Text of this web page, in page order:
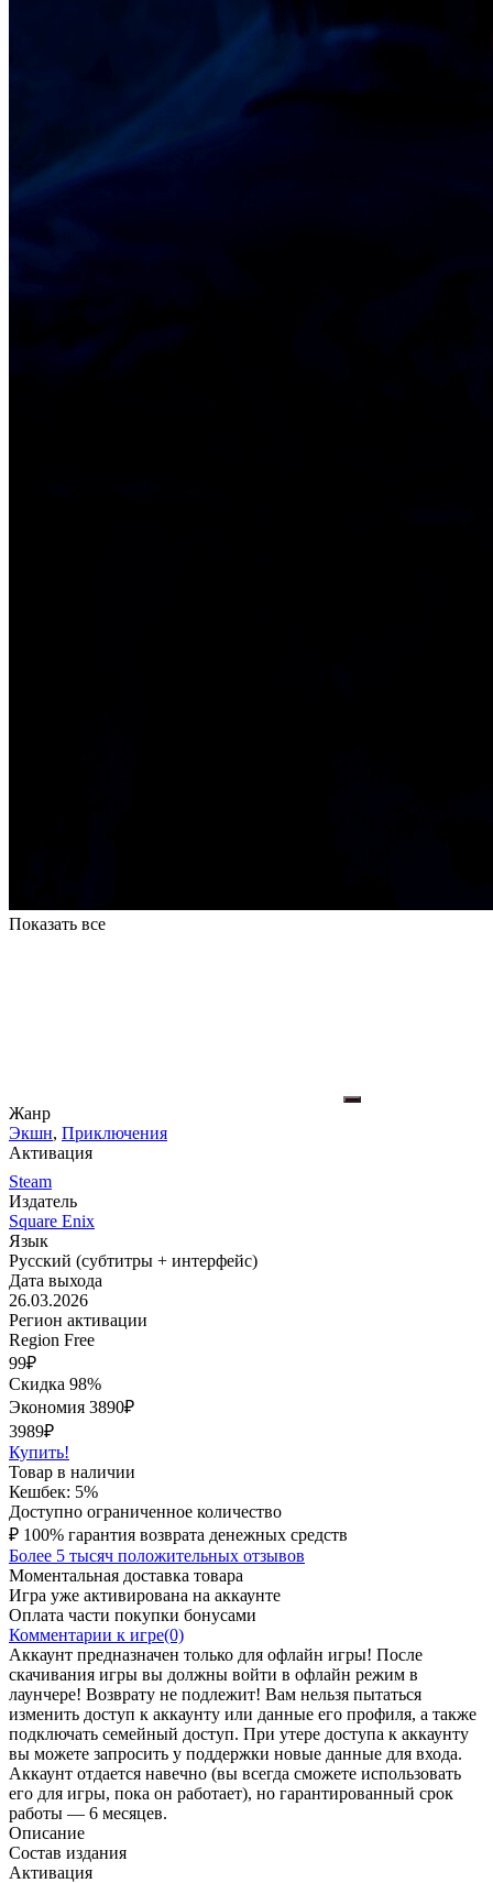
Показать все
Жанр
Экшн, Приключения
Активация
Steam
Издатель
Square Enix
Язык
Русский (субтитры + интерфейс)
Дата выхода
26.03.2026
Регион активации
Region Free
99₽
Скидка 98%
Экономия 3890₽
3989₽
Купить!
Товар в наличии
Кешбек: 5%
Доступно ограниченное количество
₽ 100% гарантия возврата денежных средств
Более 5 тысяч положительных отзывов
Моментальная доставка товара
Игра уже активирована на аккаунте
Оплата части покупки бонусами
Комментарии к игре(0)
Аккаунт предназначен только для офлайн игры! После
скачивания игры вы должны войти в офлайн режим в
лаунчере! Возврату не подлежит! Вам нельзя пытаться
изменить доступ к аккаунту или данные его профиля, а также
подключать семейный доступ. При утере доступа к аккаунту
вы можете запросить у поддержки новые данные для входа.
Аккаунт отдается навечно (вы всегда сможете использовать
его для игры, пока он работает), но гарантированный срок
работы — 6 месяцев.
Описание
Состав издания
Активация